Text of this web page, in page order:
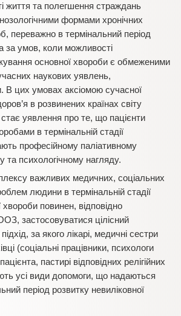
життя та полегшення страждань
нозологічними формами хронічних
переважно в термінальний період
за умов, коли можливості
основної хвороби є обмеженими
наукових уявлень,
В цих умовах аксіомою сучасної
в розвинених країнах світу
уявлення про те, що пацієнти
в термінальній стадії
професійному паліативному
та психологічному нагляду.
важливих медичних, соціальних
людини в термінальній стадії
хвороби повинен, відповідно
застосовуватися цілісний
за якого лікарі, медичні сестри
(соціальні працівники, психологи
пастирі відповідних релігійних
усі види допомоги, що надаються
період розвитку невиліковної